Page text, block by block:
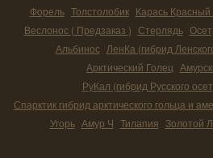
Форель Толстолобик Карась
Веслонос ( Предзаказ ) Стерлядь
Альбинос ЛенКа (гибрид
Арктический Голец
РуКал (гибрид Русского
Спарктик гибрид арктического гольца и
Угорь Амур Ч Тилапия Золотой